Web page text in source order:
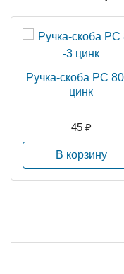
Ручка-скоба РС
цинк
45 ₽
В корзину